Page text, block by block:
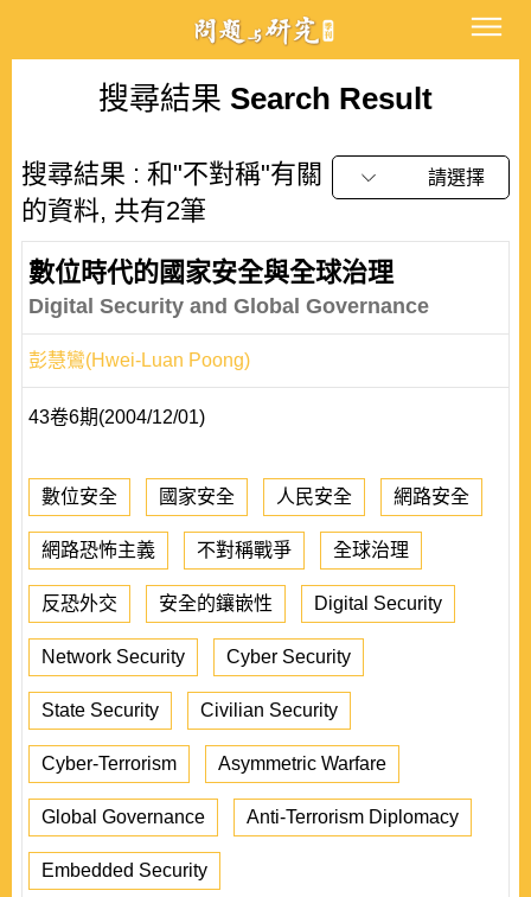
搜尋結果 Search Result
搜尋結果 : 和"不對稱"有關
的資料, 共有2筆
請選擇
數位時代的國家安全與全球治理
Digital Security and Global Governance
彭慧鸞(Hwei-Luan Poong)
43卷6期(2004/12/01)
數位安全 國家安全 人民安全 網路安全
網路恐怖主義 不對稱戰爭 全球治理
反恐外交 安全的鑲嵌性 Digital Security
Network Security Cyber Security
State Security Civilian Security
Cyber-Terrorism Asymmetric Warfare
Global Governance Anti-Terrorism Diplomacy
Embedded Security